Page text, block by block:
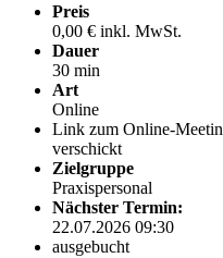
Preis
0,00 € inkl. MwSt.
Dauer
30 min
Art
Online
Link zum Online-
verschickt
Zielgruppe
Praxispersonal
Nächster Termin:
22.07.2026 09:30
ausgebucht